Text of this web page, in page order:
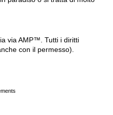
via AMP™. Tutti i diritti
con il permesso).